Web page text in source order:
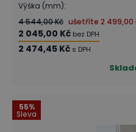
Výška (mm):
4 544,00 Kč ušetříte 2 499,00
2 045,00 Kč bez DPH
2 474,45 Kč s DPH
55%
Sleva